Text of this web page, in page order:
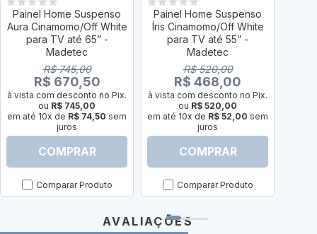
Painel Home Suspenso
Aura Cinamomo/Off White
para TV até 65” -
Madetec
R$ 745,00
R$ 670,50
à vista com desconto no Pix.
ou R$ 745,00
em até 10x de R$ 74,50 sem
juros
COMPRAR
Comparar Produto
Painel Home Suspenso
Íris Cinamomo/Off White
para TV até 55” -
Madetec
R$ 520,00
R$ 468,00
à vista com desconto no Pix.
ou R$ 520,00
em até 10x de R$ 52,00 sem
juros
COMPRAR
Comparar Produto
AVALIAÇÕES